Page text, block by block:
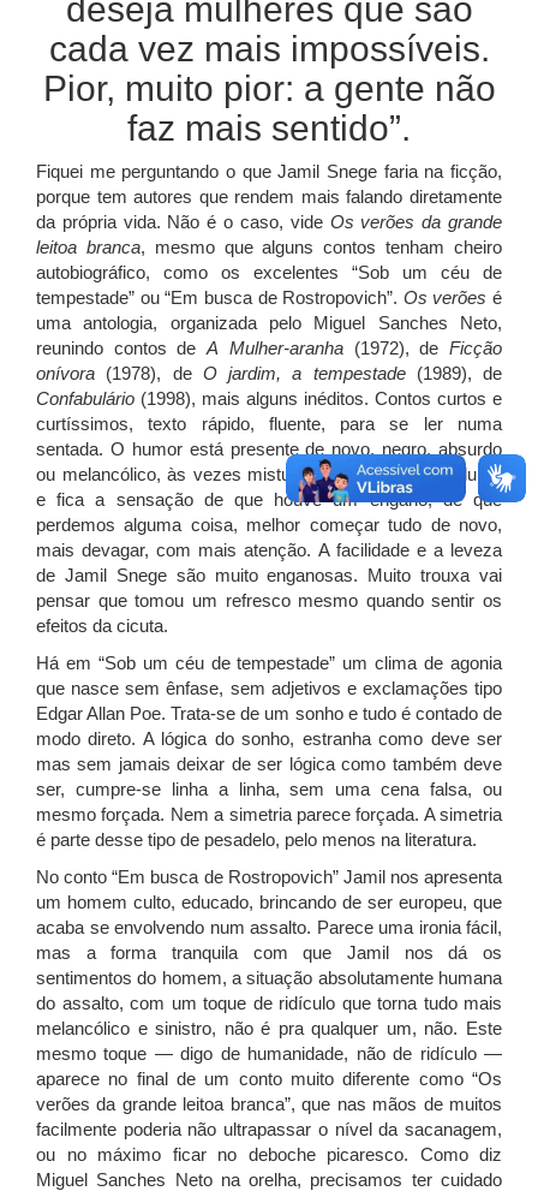
deseja mulheres que são
cada vez mais impossíveis.
Pior, muito pior: a gente não
faz mais sentido”.
Fiquei me perguntando o que Jamil Snege faria na ficção,
porque tem autores que rendem mais falando diretamente
da própria vida. Não é o caso, vide Os verões da grande
leitoa branca, mesmo que alguns contos tenham cheiro
autobiográfico, como os excelentes “Sob um céu de
tempestade” ou “Em busca de Rostropovich”. Os verões é
uma antologia, organizada pelo Miguel Sanches Neto,
reunindo contos deA Mulher-aranha(1972), deFicção
onívora (1978), de O jardim, a tempestade(1989), de
Confabulário (1998), mais alguns inéditos. Contos curtos e
curtíssimos, texto rápido, fluente, para se ler numa
sentada. O humor está presente de novo, negro, absurdo
ou melancólico, às vezes misturados. Fecha-se o volume
e fica a sensação de que houve um engano, de que
perdemos alguma coisa, melhor começar tudo de novo,
mais devagar, com mais atenção. A facilidade e a leveza
de Jamil Snege são muito enganosas. Muito trouxa vai
pensar que tomou um refresco mesmo quando sentir os
efeitos da cicuta.
Há em “Sob um céu de tempestade” um clima de agonia
que nasce sem ênfase, sem adjetivos e exclamações tipo
Edgar Allan Poe. Trata-se de um sonho e tudo é contado de
modo direto. A lógica do sonho, estranha como deve ser
mas sem jamais deixar de ser lógica como também deve
ser, cumpre-se linha a linha, sem uma cena falsa, ou
mesmo forçada. Nem a simetria parece forçada. A simetria
é parte desse tipo de pesadelo, pelo menos na literatura.
No conto “Em busca de Rostropovich” Jamil nos apresenta
um homem culto, educado, brincando de ser europeu, que
acaba se envolvendo num assalto. Parece uma ironia fácil,
mas a forma tranquila com que Jamil nos dá os
sentimentos do homem, a situação absolutamente humana
do assalto, com um toque de ridículo que torna tudo mais
melancólico e sinistro, não é pra qualquer um, não. Este
mesmo toque — digo de humanidade, não de ridículo —
aparece no final de um conto muito diferente como “Os
verões da grande leitoa branca”, que nas mãos de muitos
facilmente poderia não ultrapassar o nível da sacanagem,
ou no máximo ficar no deboche picaresco. Como diz
Miguel Sanches Neto na orelha, precisamos ter cuidado